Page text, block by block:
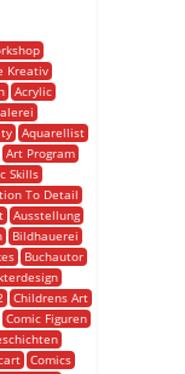
Kreativ
Acrylic
Aquarellist
Art Program
Skills
To Detail
Ausstellung
Bildhauerei
Buchautor
Childrens Art
Comic Figuren
Comics